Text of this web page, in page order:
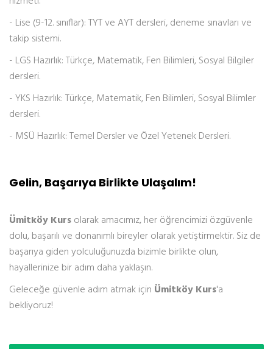
- Lise (9-12. sınıflar): TYT ve AYT dersleri, deneme sınavları ve
takip sistemi.
- LGS Hazırlık: Türkçe, Matematik, Fen Bilimleri, Sosyal Bilgiler
dersleri.
- YKS Hazırlık: Türkçe, Matematik, Fen Bilimleri, Sosyal Bilimler
dersleri.
- MSÜ Hazırlık: Temel Dersler ve Özel Yetenek Dersleri.
Gelin, Başarıya Birlikte Ulaşalım!
Ümitköy Kursolarak amacımız, her öğrencimizi özgüvenle
dolu, başarılı ve donanımlı bireyler olarak yetiştirmektir. Siz de
başarıya giden yolculuğunuzda bizimle birlikte olun,
hayallerinize bir adım daha yaklaşın.
Geleceğe güvenle adım atmak için Ümitköy Kurs'a
bekliyoruz!